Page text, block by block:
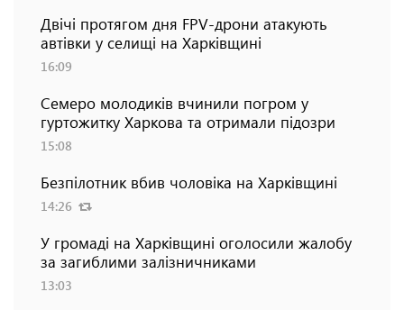
Двічі протягом дня FPV-дрони атакують
автівки у селищі на Харківщині
16:09
Семеро молодиків вчинили погром у
гуртожитку Харкова та отримали підозри
15:08
Безпілотник вбив чоловіка на Харківщині
14:26
У громаді на Харківщині оголосили жалобу
за загиблими залізничниками
13:03